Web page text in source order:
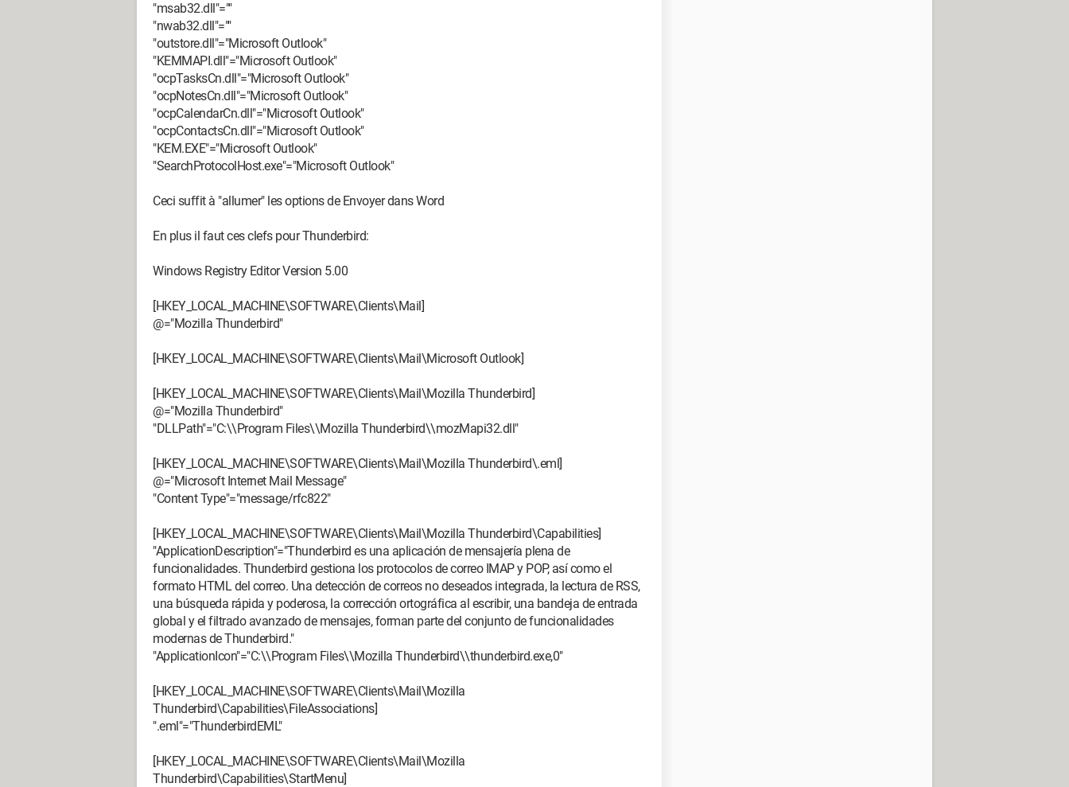
"msab32.dll"=""
"nwab32.dll"=""
"outstore.dll"="Microsoft Outlook"
"KEMMAPI.dll"="Microsoft Outlook"
"ocpTasksCn.dll"="Microsoft Outlook"
"ocpNotesCn.dll"="Microsoft Outlook"
"ocpCalendarCn.dll"="Microsoft Outlook"
"ocpContactsCn.dll"="Microsoft Outlook"
"KEM.EXE"="Microsoft Outlook"
"SearchProtocolHost.exe"="Microsoft Outlook"
Ceci suffit à "allumer" les options de Envoyer dans Word
En plus il faut ces clefs pour Thunderbird:
Windows Registry Editor Version 5.00
[HKEY_LOCAL_MACHINE\SOFTWARE\Clients\Mail]
@="Mozilla Thunderbird"
[HKEY_LOCAL_MACHINE\SOFTWARE\Clients\Mail\Microsoft Outlook]
[HKEY_LOCAL_MACHINE\SOFTWARE\Clients\Mail\Mozilla Thunderbird]
@="Mozilla Thunderbird"
"DLLPath"="C:\\Program Files\\Mozilla Thunderbird\\mozMapi32.dll"
[HKEY_LOCAL_MACHINE\SOFTWARE\Clients\Mail\Mozilla Thunderbird\.eml]
@="Microsoft Internet Mail Message"
"Content Type"="message/rfc822"
[HKEY_LOCAL_MACHINE\SOFTWARE\Clients\Mail\Mozilla Thunderbird\Capabilities]
"ApplicationDescription"="Thunderbird es una aplicación de mensajería plena de
funcionalidades. Thunderbird gestiona los protocolos de correo IMAP y POP, así como el
formato HTML del correo. Una detección de correos no deseados integrada, la lectura de RSS,
una búsqueda rápida y poderosa, la corrección ortográfica al escribir, una bandeja de entrada
global y el filtrado avanzado de mensajes, forman parte del conjunto de funcionalidades
modernas de Thunderbird."
"ApplicationIcon"="C:\\Program Files\\Mozilla Thunderbird\\thunderbird.exe,0"
[HKEY_LOCAL_MACHINE\SOFTWARE\Clients\Mail\Mozilla
Thunderbird\Capabilities\FileAssociations]
".eml"="ThunderbirdEML"
[HKEY_LOCAL_MACHINE\SOFTWARE\Clients\Mail\Mozilla
Thunderbird\Capabilities\StartMenu]